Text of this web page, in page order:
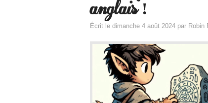
anglais !
Écrit le dimanche 4 août 2024 par Robin